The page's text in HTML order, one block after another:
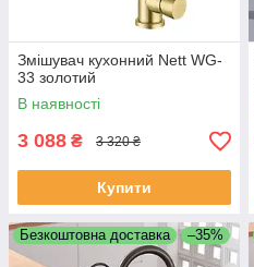
Змішувач кухонний Nett WG-
33 золотий
В наявності
3 088 ₴ 3 320 ₴
Купити
Безкоштовна доставка –35%